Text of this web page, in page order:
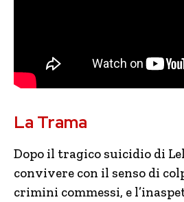
La Trama
Dopo il tragico suicidio di
convivere con il senso di
crimini commessi, e